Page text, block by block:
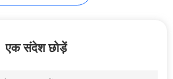
ब्याह बंद
एक संदेश छोड़ें